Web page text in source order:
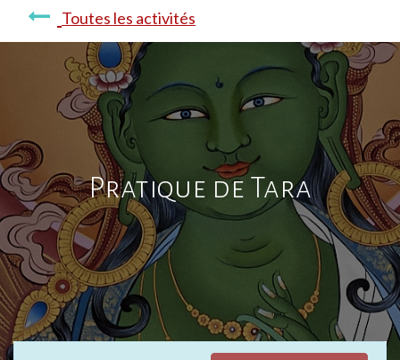
Toutes les activités
Pratique de Tara